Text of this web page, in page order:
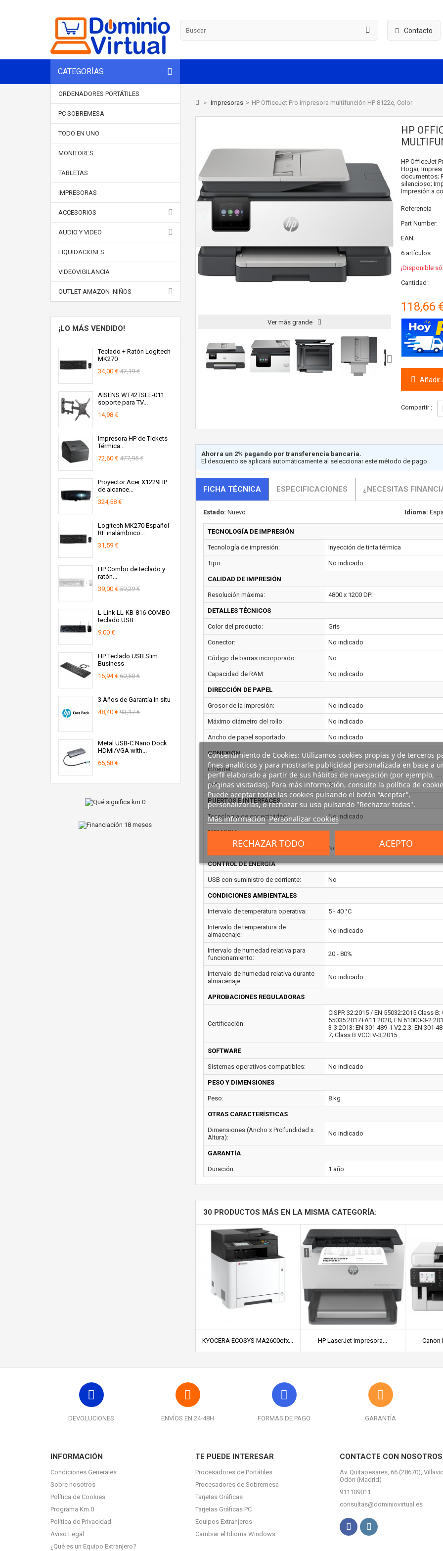
Contacto
CATEGORÍAS
ORDENADORES PORTÁTILES
PC SOBREMESA
TODO EN UNO
MONITORES
TABLETAS
IMPRESORAS
ACCESORIOS
AUDIO Y VIDEO
LIQUIDACIONES
VIDEOVIGILANCIA
OUTLET AMAZON_NIÑOS
¡LO MÁS VENDIDO!
Teclado + Ratón Logitech
MK270
34,00 € 47,19 €
AISENS WT42TSLE-011
soporte para TV...
14,98 €
Impresora HP de Tickets
Térmica...
72,60 € 477,95 €
Proyector Acer X1229HP
de alcance...
324,58 €
Logitech MK270 Español
RF inalámbrico...
31,59 €
HP Combo de teclado y
ratón...
39,00 € 59,29 €
L-Link LL-KB-816-COMBO
teclado USB...
9,00 €
HP Teclado USB Slim
Business
16,94 € 60,50 €
3 Años de Garantía In situ
48,40 € 93,17 €
Metal USB-C Nano Dock
HDMI/VGA with...
65,58 €
> Impresoras > HP OfficeJet Pro Impresora multifunción HP 8122e, Color
Ver más grande
HP
HP OfficeJet
Hogar,
documentos;
silencioso;
Impresión a
Referencia
Part Number:
EAN:
6 artículos
¡Disponible
Cantidad :
118,66
Añadir
Compartir :
Ahorra un 2% pagando por transferencia bancaria.
El descuento se aplicará automáticamente al seleccionar este método de pago.
FICHA TÉCNICA ESPECIFICACIONES ¿NECESITAS
Estado: Nuevo Idioma:
TECNOLOGÍA DE IMPRESIÓN
Tecnología de impresión: Inyección de tinta térmica
Tipo: No indicado
CALIDAD DE IMPRESIÓN
Resolución máxima: 4800 x 1200 DPI
DETALLES TÉCNICOS
Color del producto: Gris
Conector: No indicado
Código de barras incorporado: No
Capacidad de RAM: No indicado
DIRECCIÓN DE PAPEL
Grosor de la impresión: No indicado
Máximo diámetro del rollo: No indicado
Ancho de papel soportado: No indicado
CONEXIÓN
Ethernet: Si
Wifi: Si
PUERTOS E INTERFACES
Tecnología de conectividad: No indicado
MEMORIA
Memoria Flash: No
CONTROL DE ENERGÍA
USB con suministro de corriente: No
CONDICIONES AMBIENTALES
Intervalo de temperatura operativa: 5 - 40 °C
Intervalo de temperatura de
almacenaje:
No indicado
Intervalo de humedad relativa para
funcionamiento:
20 - 80%
Intervalo de humedad relativa durante
almacenaje:
No indicado
APROBACIONES REGULADORAS
Certificación:
CISPR 32:2015 / EN 55032:2015 Class
55035:2017+A11:2020; EN 61000-3-
3-3:2013; EN 301 489-1 V2.2.3; EN 301
7; Class B VCCI V-3:2015
SOFTWARE
Sistemas operativos compatibles: No indicado
PESO Y DIMENSIONES
Peso: 8 kg
OTRAS CARACTERÍSTICAS
Dimensiones (Ancho x Profundidad x
Altura):
No indicado
GARANTÍA
Duración: 1 año
30 PRODUCTOS MÁS EN LA MISMA CATEGORÍA:
KYOCERA ECOSYS MA2600cfx... HP LaserJet Impresora... Canon
DEVOLUCIONES ENVÍOS EN 24-48H FORMAS DE PAGO GARANTÍA
INFORMACIÓN
Condiciones Generales
Sobre nosotros
Política de Cookies
Programa Km.0
Política de Privacidad
Aviso Legal
¿Qué es un Equipo Extranjero?
TE PUEDE INTERESAR
Procesadores de Portátiles
Procesadores de Sobremesa
Tarjetas Gráficas
Tarjetas Gráficas PC
Equipos Extranjeros
Cambiar el Idioma Windows
CONTACTE CON NOSOTROS
Av. Quitapesares, 66 (28670),
Odón (Madrid)
911109011
consultas@dominiovirtual.es
Consentimiento de Cookies: Utilizamos cookies propias y de terceros
fines analíticos y para mostrarle publicidad personalizada en base a
perfil elaborado a partir de sus hábitos de navegación (por ejemplo,
páginas visitadas). Para más información, consulte la política de
Puede aceptar todas las cookies pulsando el botón “Aceptar”,
personalizarlas, o rechazar su uso pulsando "Rechazar todas".
Más información Personalizar cookies
RECHAZAR TODO ACEPTO